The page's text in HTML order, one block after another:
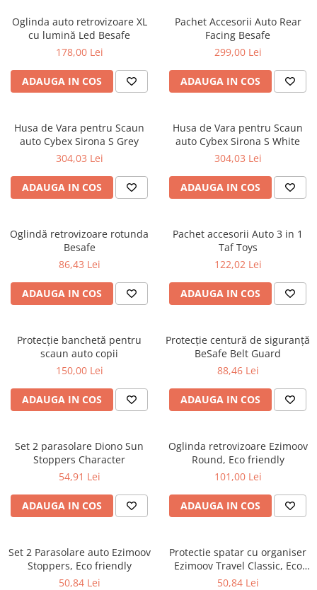
Consultanta Instalare
Jucarii de tras
Jucarii din plus
Jucarii pentru baie
Oglinda auto retrovizoare XL
cu lumină Led Besafe
178,00 Lei
ADAUGA IN COS
Pachet Accesorii Auto Rear
Facing Besafe
299,00 Lei
ADAUGA IN COS
Husa de Vara pentru Scaun
auto Cybex Sirona S Grey
304,03 Lei
ADAUGA IN COS
Husa de Vara pentru Scaun
auto Cybex Sirona S White
304,03 Lei
ADAUGA IN COS
Oglindă retrovizoare rotunda
Besafe
86,43 Lei
ADAUGA IN COS
Pachet accesorii Auto 3 in 1
Taf Toys
122,02 Lei
ADAUGA IN COS
Protecție banchetă pentru
scaun auto copii
150,00 Lei
ADAUGA IN COS
Protecție centură de siguranță
BeSafe Belt Guard
88,46 Lei
ADAUGA IN COS
Set 2 parasolare Diono Sun
Stoppers Character
54,91 Lei
ADAUGA IN COS
Oglinda retrovizoare Ezimoov
Round, Eco friendly
101,00 Lei
ADAUGA IN COS
Set 2 Parasolare auto Ezimoov
Stoppers, Eco friendly
50,84 Lei
Protectie spatar cu organiser
Ezimoov Travel Classic, Eco
friendly
50,84 Lei